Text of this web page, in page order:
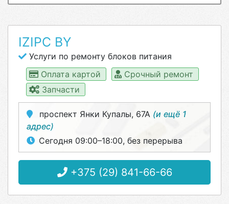
IZIPC BY
Услуги по ремонту блоков питания
Оплата картой
Срочный ремонт
Запчасти
проспект Янки Купалы, 67А (и ещё 1
адрес)
Сегодня 09:00–18:00, без перерыва
+375 (29) 841-66-66